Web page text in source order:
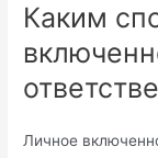
Каким
Личное